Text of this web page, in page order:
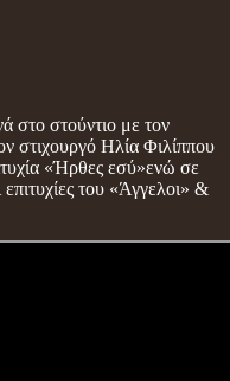
στο στούντιο με τον
στιχουργό Ηλία Φιλίππου
«Ήρθες εσύ»ενώ σε
επιτυχίες του «Άγγελοι» &